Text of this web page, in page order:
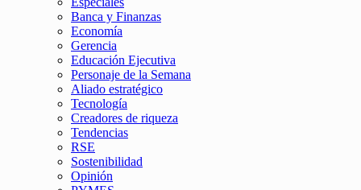
Banca y Finanzas
Economía
Gerencia
Educación Ejecutiva
Personaje de la Semana
Aliado estratégico
Tecnología
Creadores de riqueza
Tendencias
RSE
Sostenibilidad
Opinión